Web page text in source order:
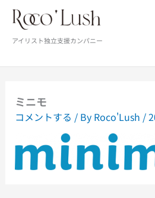
キ
アイリスト独立支援カンパニー
ミニモ
コメントする / By Roco'Lush /